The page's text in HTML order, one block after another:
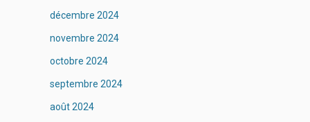
décembre 2024
novembre 2024
octobre 2024
septembre 2024
août 2024